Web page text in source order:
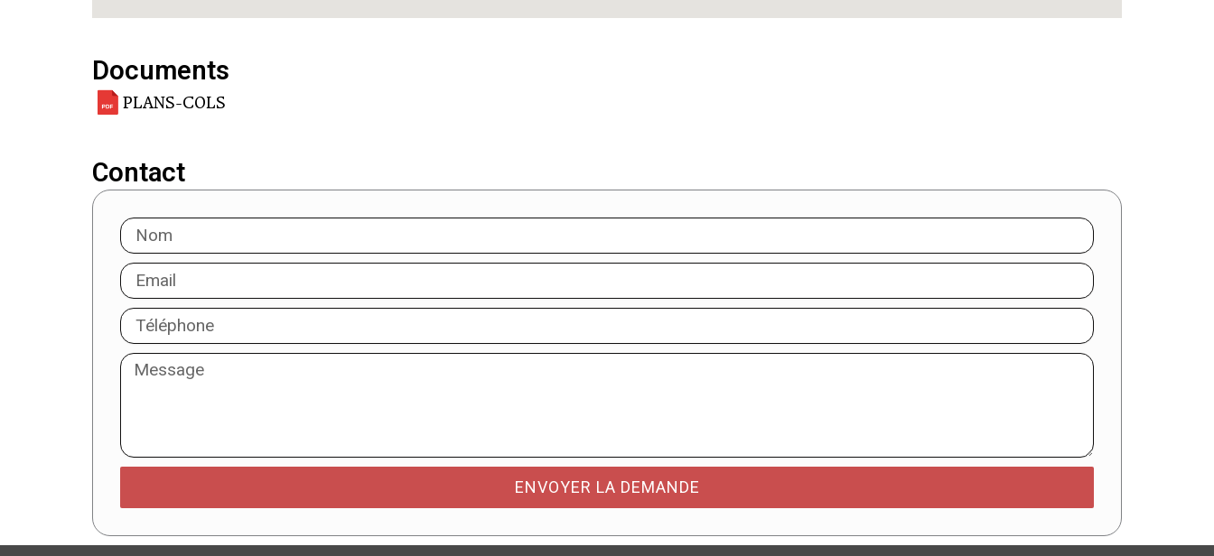
Documents
PLANS-COLS
Contact
ENVOYER LA DEMANDE